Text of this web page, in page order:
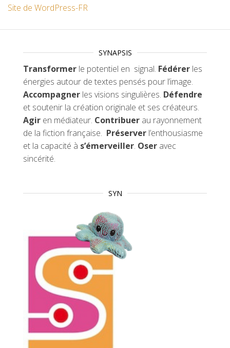
Site de WordPress-FR
SYNAPSIS
Transformer le potentiel en signal. Fédérer les
énergies autour de textes pensés pour l’image.
Accompagner les visions singulières. Défendre
et soutenir la création originale et ses créateurs.
Agir en médiateur. Contribuer au rayonnement
de la fiction française. Préserver l’enthousiasme
et la capacité à s’émerveiller. Oser avec
sincérité.
SYN